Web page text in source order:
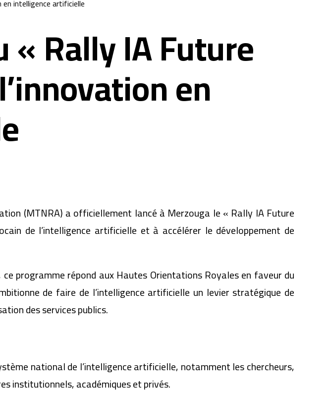
en intelligence artificielle
Rally IA Future
en
(MTNRA) a officiellement lancé à Merzouga le « Rally IA Future
de l’intelligence artificielle et à accélérer le développement de
programme répond aux Hautes Orientations Royales en faveur du
de faire de l’intelligence artificielle un levier stratégique de
des services publics.
national de l’intelligence artificielle, notamment les chercheurs,
institutionnels, académiques et privés.